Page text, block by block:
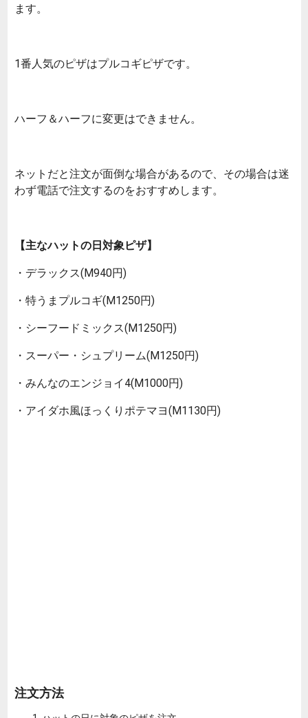
ます。
1番人気のピザはプルコギピザです。
ハーフ＆ハーフに変更はできません。
ネットだと注文が面倒な場合があるので、その場合は迷
わず電話で注文するのをおすすめします。
【主なハットの日対象ピザ】
・デラックス(M940円)
・特うまプルコギ(M1250円)
・シーフードミックス(M1250円)
・スーパー・シュプリーム(M1250円)
・みんなのエンジョイ4(M1000円)
・アイダホ風ほっくりポテマヨ(M1130円)
注文方法